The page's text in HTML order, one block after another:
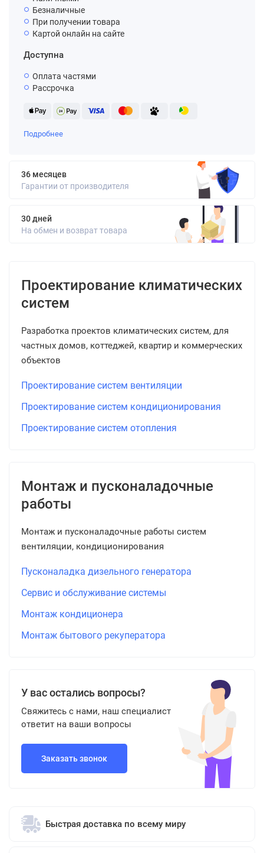
Безналичные
При получении товара
Картой онлайн на сайте
Доступна
Оплата частями
Рассрочка
Подробнее
36 месяцев
Гарантии от производителя
30 дней
На обмен и возврат товара
Проектирование климатических
систем
Разработка проектов климатических систем, для
частных домов, коттеджей, квартир и коммерческих
объектов
Проектирование систем вентиляции
Проектирование систем кондиционирования
Проектирование систем отопления
Монтаж и пусконаладочные
работы
Монтаж и пусконаладочные работы систем
вентиляции, кондиционирования
Пусконаладка дизельного генератора
Сервис и обслуживание системы
Монтаж кондиционера
Монтаж бытового рекуператора
У вас остались вопросы?
Свяжитесь с нами, наш специалист
ответит на ваши вопросы
Заказать звонок
Быстрая доставка по всему миру